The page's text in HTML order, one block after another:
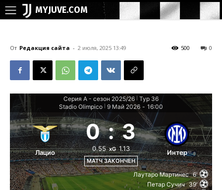
MYJUVE.COM
От Редакция сайта - 2 июля, 2025 13:49 0
500
Серия А - сезон 2025/26 Тур 36
Stadio Olimpico 9 Май 2026 - 16:00
Лацио
0 : 3
0.55 xG 1.13
МАТЧ ЗАКОНЧЕН
Интер
Лаутаро Мартинес 6'
Петар Сучич 39'